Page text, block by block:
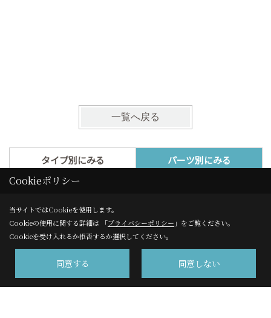
一覧へ戻る
タイプ別にみる
パーツ別にみる
地域別にみる
外壁塗装 屋根葺き替え
改修・改造 外構(庭・門・外回り等)
Cookieポリシー
当サイトではCookieを使用します。
Cookieの使用に関する詳細は 「プライバシーポリシー 」をご覧ください。
Cookieを受け入れるか拒否するか選択してください。
同意する 同意しない